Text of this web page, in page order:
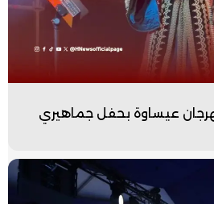
عيساوة بحفل جماهيري